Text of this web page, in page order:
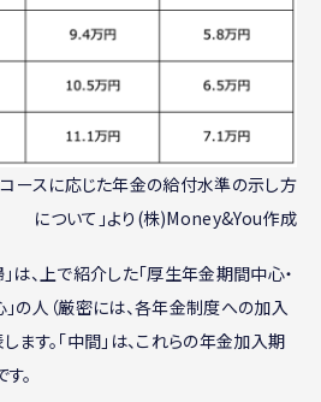
ースに応じた年金の給付水準の示し方
について」より(株)Money&You作成
は、上で紹介した「厚生年金期間中心・
の人（厳密には、各年金制度への加入
す。「中間」は、これらの年金加入期
。